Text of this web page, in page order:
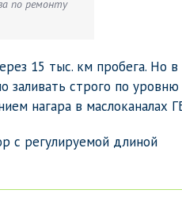
по ремонту
15 тыс. км пробега. Но в
заливать строго по уровню
нагара в маслоканалах
с регулируемой длиной